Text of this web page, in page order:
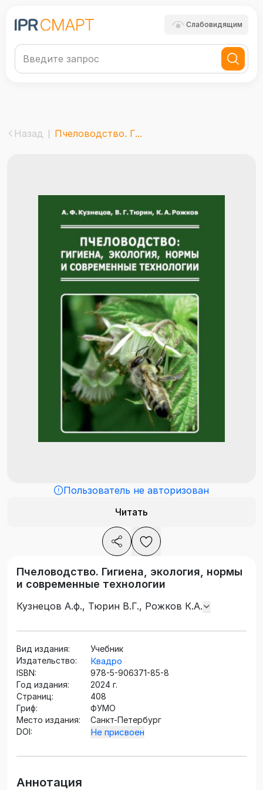
Слабовидящим
Назад Пчеловодство. Г...
Пользователь не авторизован
Читать
Пчеловодство. Гигиена, экология, нормы
и современные технологии
Кузнецов А.ф., Тюрин В.Г., Рожков К.А.
Вид издания:
Учебник
Издательство:
Квадро
ISBN:
978-5-906371-85-8
Год издания:
2024 г.
Страниц:
408
Гриф:
ФУМО
Место издания:
Санкт-Петербург
DOI:
Не присвоен
Аннотация